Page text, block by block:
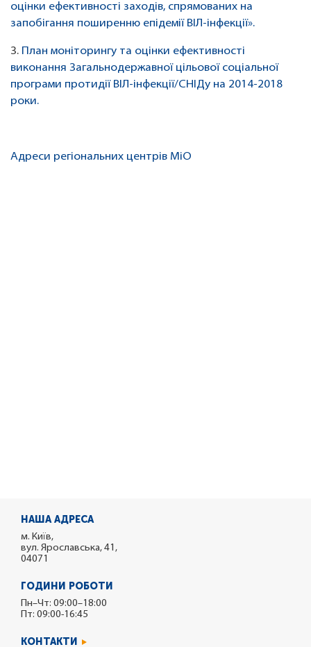
оцінки ефективності заходів, спрямованих на
запобігання поширенню епідемії ВІЛ-інфекції».
3.
План моніторингу та оцінки ефективності
виконання Загальнодержавної цільової соціальної
програми протидії ВІЛ-інфекції/СНІДу на 2014-2018
роки.
Адреси регіональних центрів МіО
НАША АДРЕСА
м. Київ,
вул. Ярославська, 41,
04071
ГОДИНИ РОБОТИ
Пн–Чт: 09:00–18:00
Пт: 09:00-16:45
КОНТАКТИ